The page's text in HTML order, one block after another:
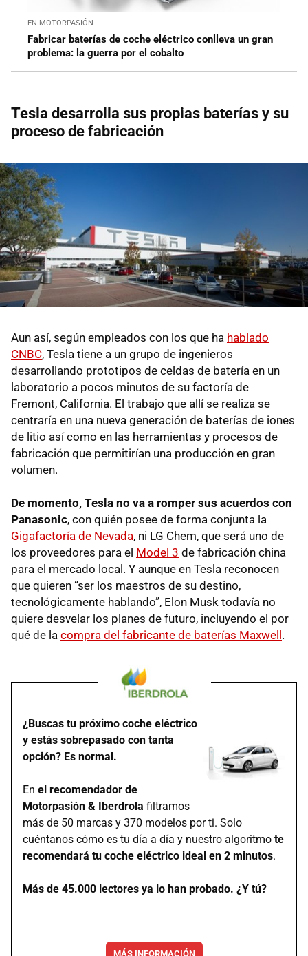
EN MOTORPASIÓN
Fabricar baterías de coche eléctrico conlleva un gran
problema: la guerra por el cobalto
Tesla desarrolla sus propias baterías y su
proceso de fabricación
Aun así, según empleados con los que ha hablado
CNBC, Tesla tiene a un grupo de ingenieros
desarrollando prototipos de celdas de batería en un
laboratorio a pocos minutos de su factoría de
Fremont, California. El trabajo que allí se realiza se
centraría en una nueva generación de baterías de iones
de litio así como en las herramientas y procesos de
fabricación que permitirían una producción en gran
volumen.
De momento, Tesla no va a romper sus acuerdos con
Panasonic, con quién posee de forma conjunta la
Gigafactoría de Nevada, ni LG Chem, que será uno de
los proveedores para el Model 3 de fabricación china
para el mercado local. Y aunque en Tesla reconocen
que quieren “ser los maestros de su destino,
tecnológicamente hablando”, Elon Musk todavía no
quiere desvelar los planes de futuro, incluyendo el por
qué de la compra del fabricante de baterías Maxwell .
¿Buscas tu próximo coche eléctrico
y estás sobrepasado con tanta
opción? Es normal.
En el recomendador de
Motorpasión & Iberdrola filtramos
más de 50 marcas y 370 modelos por ti. Solo
cuéntanos cómo es tu día a día y nuestro algoritmo te
recomendará tu coche eléctrico ideal en 2 minutos.
Más de 45.000 lectores ya lo han probado. ¿Y tú?
MÁS INFORMACIÓN